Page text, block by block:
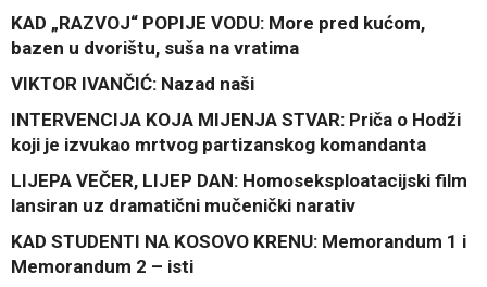
KAD „RAZVOJ“ POPIJE VODU: More pred kućom,
bazen u dvorištu, suša na vratima
VIKTOR IVANČIĆ: Nazad naši
INTERVENCIJA KOJA MIJENJA STVAR: Priča o Hodži
koji je izvukao mrtvog partizanskog komandanta
LIJEPA VEČER, LIJEP DAN: Homoseksploatacijski film
lansiran uz dramatični mučenički narativ
KAD STUDENTI NA KOSOVO KRENU: Memorandum 1 i
Memorandum 2 – isti